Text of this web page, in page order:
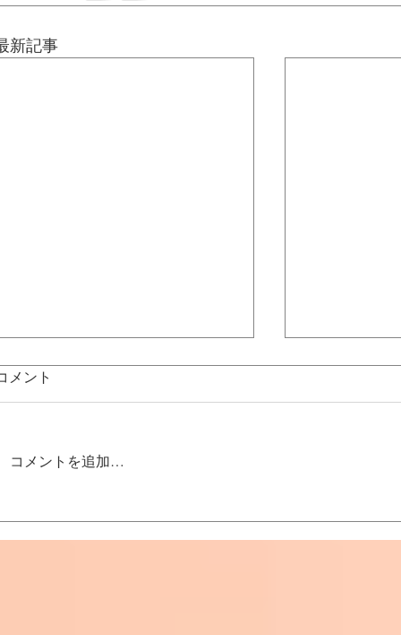
新記事
出張カーコーティング フェ
ラーリ
アルファス
ィング完成
メント
コメントを追加…